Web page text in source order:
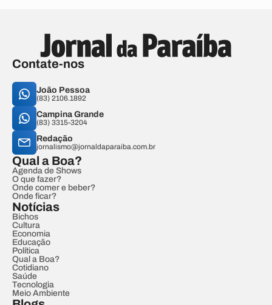
Contate-nos
João Pessoa
(83) 2106.1892
Campina Grande
(83) 3315-3204
Redação
jornalismo@jornaldaparaiba.com.br
Qual a Boa?
Agenda de Shows
O que fazer?
Onde comer e beber?
Onde ficar?
Notícias
Bichos
Cultura
Economia
Educação
Política
Qual a Boa?
Cotidiano
Saúde
Tecnologia
Meio Ambiente